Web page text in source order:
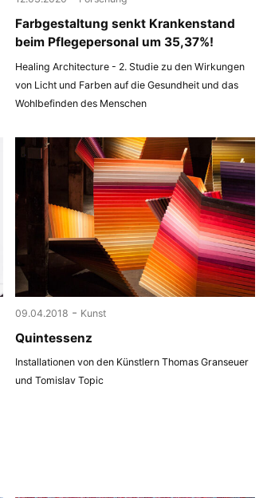
Farbgestaltung senkt Krankenstand
beim Pflegepersonal um 35,37%!
Healing Architecture - 2. Studie zu den Wirkungen
von Licht und Farben auf die Gesundheit und das
Wohlbefinden des Menschen
09.04.2018 - Kunst
Quintessenz
Installationen von den Künstlern Thomas Granseuer
und Tomislav Topic